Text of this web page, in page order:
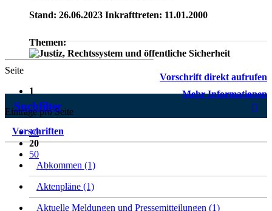
Stand: 26.06.2023 Inkrafttreten: 11.01.2000
Themen:
Vorschrift direkt aufrufen
Mehr Informationen
Seite
1
Einträge pro Seite
10
20
50
Suchfilter
Vorschriften
Abkommen (1)
Aktenpläne (1)
Aktuelle Meldungen und Pressemitteilungen (1)